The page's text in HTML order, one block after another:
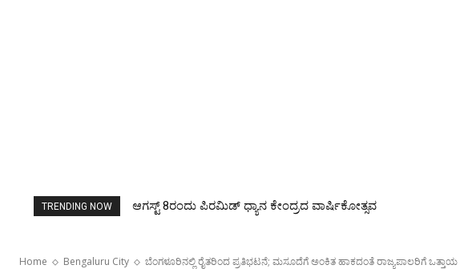
TRENDING NOW ಆಗಸ್ಟ್ 8ರಂದು ಪಿರಮಿಡ್ ಧ್ಯಾನ ಕೇಂದ್ರದ ವಾರ್ಷಿಕೋತ್ಸವ
ಜಿಲ್ಲಾ ಶಿಕ್ಷಕರ ಸಂಘಕ್ಕೆ ಮೂವರು ನಾಮನಿರ್ದೇಶಿತ ಸದಸ್ಯರ ಆಯ್ಕೆ
Home Bengaluru City ಬೆಂಗಳೂರಿನಲ್ಲಿ ರೈತರಿಂದ ಪ್ರತಿಭಟನೆ; ಮಸೂದೆಗೆ ಅಂಕಿತ ಹಾಕದಂತೆ ರಾಜ್ಯಪಾಲರಿಗೆ ಒತ್ತಾಯ